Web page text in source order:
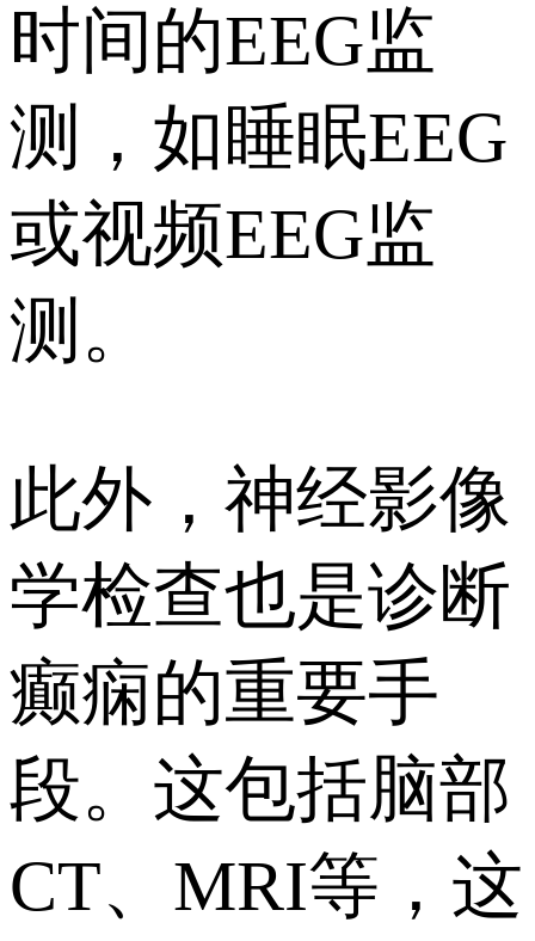
时间的EEG监
测，如睡眠EEG
或视频EEG监
测。
此外，神经影像
学检查也是诊断
癫痫的重要手
段。这包括脑部
CT、MRI等，这